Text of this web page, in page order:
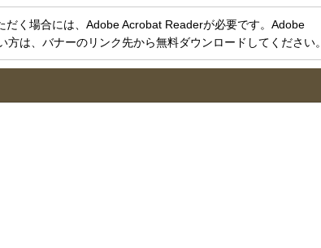
だく場合には、Adobe Acrobat Readerが必要です。Adobe
は、バナーのリンク先から無料ダウンロードしてください。